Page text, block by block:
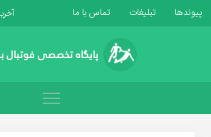
پیوندها تبلیغات تماس با ما آخرین